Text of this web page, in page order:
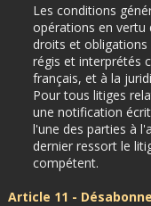
Les conditions
opérations en vertu
droits et
régis et interprétés
français, et à la
Pour tous litiges
une notification
l'une des parties à
dernier ressort le
compétent.
Article 11 -